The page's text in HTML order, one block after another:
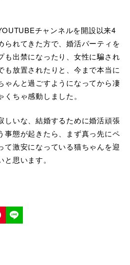
チャンネルを開設以来4
られてきた方で、婚活パーティを
も出禁になったり、女性に騙され
も放置されたりと、今まで本当に
ゃんと過ごすようになってから凄
ちゃ感動しました。
しいな、結婚するために婚活頑張
事態が起きたら、まず真っ先にペ
て激安になっている猫ちゃんを迎
思います。